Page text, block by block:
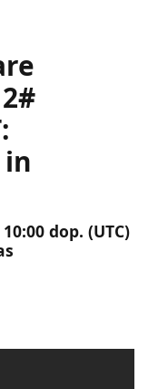
dop. (UTC)